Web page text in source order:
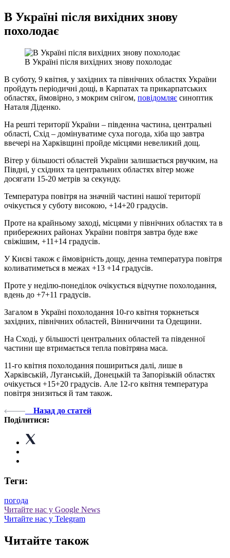
В Україні після вихідних знову
похолодає
В Україні після вихідних знову похолодає
В суботу, 9 квітня, у західних та північних областях України
пройдуть періодичні дощі, в Карпатах та прикарпатських
областях, ймовірно, з мокрим снігом, повідомляє синоптик
Наталя Діденко.
На решті території України – південна частина, центральні
області, Схід – домінуватиме суха погода, хіба що завтра
ввечері на Харківщині пройде місцями невеликий дощ.
Вітер у більшості областей України залишається рвучким, на
Півдні, у східних та центральних областях вітер може
досягати 15-20 метрів за секунду.
Температура повітря на значній частині нашої території
очікується у суботу високою, +14+20 градусів.
Проте на крайньому заході, місцями у північних областях та в
прибережних районах України повітря завтра буде вже
свіжішим, +11+14 градусів.
У Києві також є ймовірність дощу, денна температура повітря
коливатиметься в межах +13 +14 градусів.
Проте у неділю-понеділок очікується відчутне похолодання,
вдень до +7+11 градусів.
Загалом в Україні похолодання 10-го квітня торкнеться
західних, північних областей, Вінниччини та Одещини.
На Сході, у більшості центральних областей та південної
частини ще втримається тепла повітряна маса.
11-го квітня похолодання пошириться далі, лише в
Харківській, Луганській, Донецькій та Запорізькій областях
очікується +15+20 градусів. Але 12-го квітня температура
повітря знизиться й там також.
Назад до статей
Поділитися:
Теги:
погода
Читайте нас у Google News
Читайте нас у Telegram
Читайте також